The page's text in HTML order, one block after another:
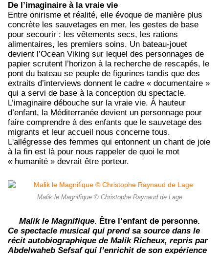
De l’imaginaire à la vraie vie
Entre onirisme et réalité, elle évoque de manière plus
concrète les sauvetages en mer, les gestes de base
pour secourir : les vêtements secs, les rations
alimentaires, les premiers soins. Un bateau-jouet
devient l’Ocean Viking sur lequel des personnages de
papier scrutent l’horizon à la recherche de rescapés, le
pont du bateau se peuple de figurines tandis que des
extraits d’interviews donnent le cadre « documentaire »
qui a servi de base à la conception du spectacle.
L’imaginaire débouche sur la vraie vie. À hauteur
d’enfant, la Méditerranée devient un personnage pour
faire comprendre à des enfants que le sauvetage des
migrants et leur accueil nous concerne tous.
L'allégresse des femmes qui entonnent un chant de joie
à la fin est là pour nous rappeler de quoi le mot
« humanité » devrait être porteur.
Malik le Magnifique © Christophe Raynaud de Lage
Malik le Magnifique. Être l’enfant de personne.
Ce spectacle musical qui prend sa source dans le
récit autobiographique de Malik Richeux, repris par
Abdelwaheb Sefsaf qui l’enrichit de son expérience